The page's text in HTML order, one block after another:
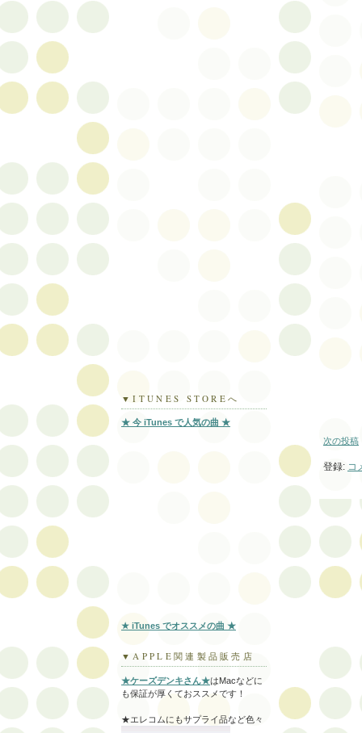
次の投稿
登録: コ
▼ITUNES STOREへ
★ 今 iTunes で人気の曲 ★
★ iTunes でオススメの曲 ★
▼APPLE関連製品販売店
★ケーズデンキさん★はMacなどに
も保証が厚くておススメです！
★エレコムにもサプライ品など色々